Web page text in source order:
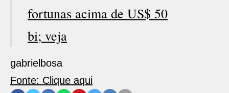
fortunas acima de US$ 50
bi; veja
gabrielbosa
Fonte: Clique aqui